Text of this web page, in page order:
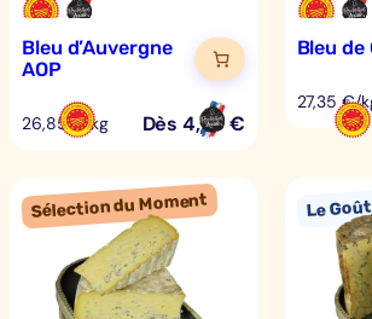
Bleu d’Auvergne
AOP
26,85 €/kg Dès4,70€
Bleu de
27,35 €/